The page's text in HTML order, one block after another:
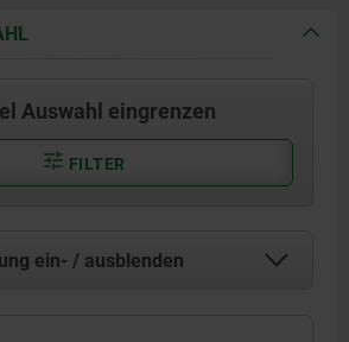
Auswahl eingrenzen
FILTER
ein- / ausblenden